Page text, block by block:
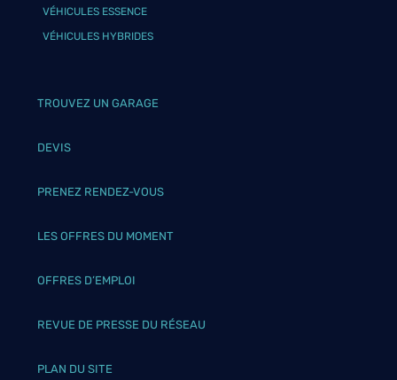
VÉHICULES ESSENCE
VÉHICULES HYBRIDES
TROUVEZ UN GARAGE
DEVIS
PRENEZ RENDEZ-VOUS
LES OFFRES DU MOMENT
OFFRES D’EMPLOI
REVUE DE PRESSE DU RÉSEAU
PLAN DU SITE